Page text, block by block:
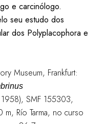
e carcinólogo.
seu estudo dos
dos Polyplacophora e
Museum, Frankfurt:
SMF 155303,
m, Río Tarma, no curso